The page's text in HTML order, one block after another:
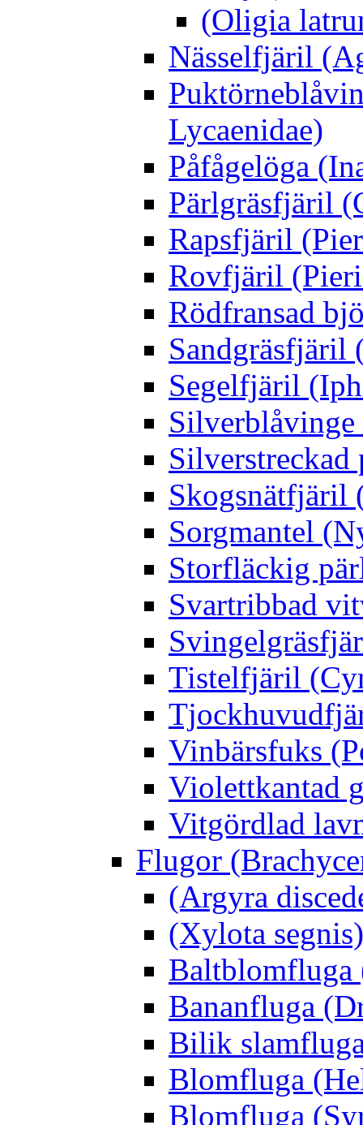
(Oligia
Nässelfjäril
Lycaenidae)
Påfågelöga
Pärlgräsfjäril
Rapsfjäril
Rovfjäril
Rödfransad
Sandgräsfjäril
Segelfjäril
Silverblåvinge
Skogsnätfjäril
Sorgmantel
Storfläckig
Svartribbad
Tistelfjäril
Vinbärsfuks
Violettkantad
Vitgördlad
Flugor
(Argyra
(Xylota segnis)
Baltblomfluga
Bananfluga
Bilik
Blomfluga
Blomfluga